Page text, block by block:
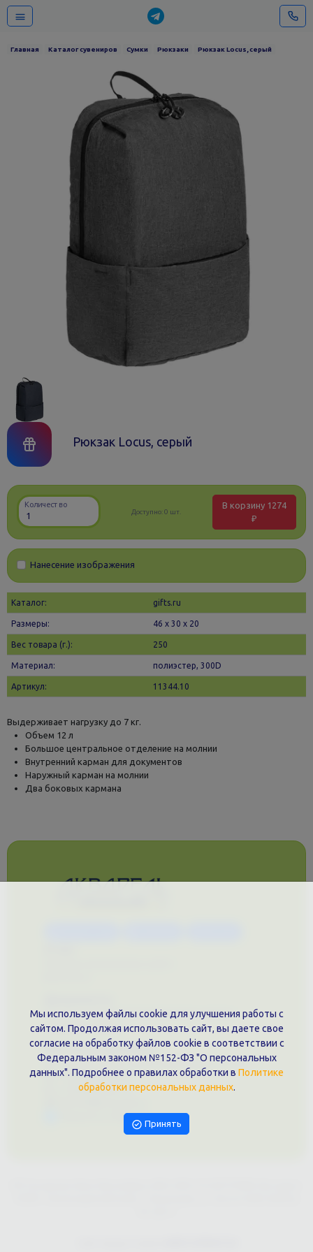
Главная Каталог сувениров Сумки Рюкзаки Рюкзак Locus, серый
Рюкзак Locus, серый
Количество
Доступно:0 шт.
В корзину 1274
₽
Нанесение изображения
Каталог: gifts.ru
Размеры: 46 х 30 x 20
Вес товара (г.): 250
Материал: полиэстер, 300D
Артикул: 11344.10
Выдерживает нагрузку до 7 кг.
Объем 12 л
Большое центральное отделение на молнии
Внутренний карман для документов
Наружный карман на молнии
Два боковых кармана
Политика обработки персональных данных
Публичная оферта
Контакты филиала
г. Краснодар, ул. Шоссе Нефтяников, 28, оф. 51
+7 (861)202-09-02
+7 (909)466-00-16
Написать в Telegram
Мы используем файлы cookie для улучшения работы с
сайтом. Продолжая использовать сайт, вы даете свое
согласие на обработку файлов cookie в соответствии с
Федеральным законом №152-ФЗ "О персональных
данных". Подробнее о правилах обработки в Политике
обработки персональных данных.
Принять